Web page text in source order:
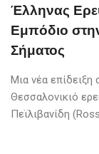
Έλληνας
Εμπόδιο
Σήματος
Μια νέα επίδειξη
Θεσσαλονικιό
Πεϊλιβανίδη